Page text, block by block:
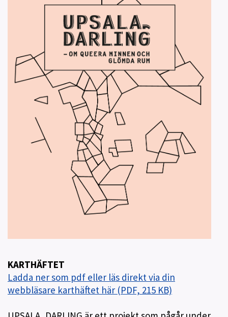
KARTHÄFTET
Ladda ner som pdf eller läs direkt via din
webbläsare karthäftet här (PDF, 215 KB)